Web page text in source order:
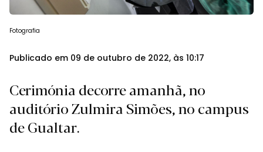
Fotografia
Publicado em 09 de outubro de 2022, às 10:17
Cerimónia decorre amanhã, no
auditório Zulmira Simões, no campus
de Gualtar.